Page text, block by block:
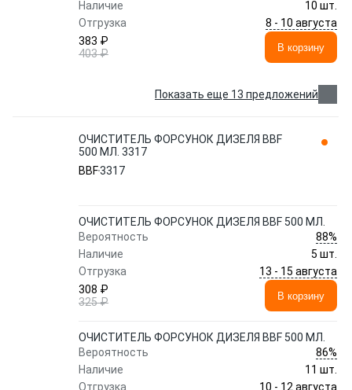
Наличие
10 шт.
Отгрузка
8 - 10 августа
383 ₽
403 ₽
В корзину
Показать еще 13 предложений
ОЧИСТИТЕЛЬ ФОРСУНОК ДИЗЕЛЯ BBF
500 МЛ. 3317
BBF3317
ОЧИСТИТЕЛЬ ФОРСУНОК ДИЗЕЛЯ BBF 500 МЛ.
Вероятность
88%
Наличие
5 шт.
Отгрузка
13 - 15 августа
308 ₽
325 ₽
В корзину
ОЧИСТИТЕЛЬ ФОРСУНОК ДИЗЕЛЯ BBF 500 МЛ.
Вероятность
86%
Наличие
11 шт.
Отгрузка
10 - 12 августа